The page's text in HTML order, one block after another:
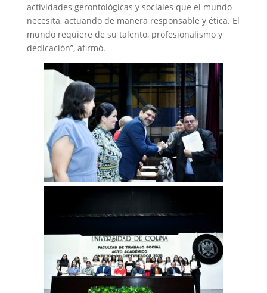
actividades gerontológicas y sociales que el mundo
necesita, actuando de manera responsable y ética. El
mundo requiere de su talento, profesionalismo y
dedicación”, afirmó.